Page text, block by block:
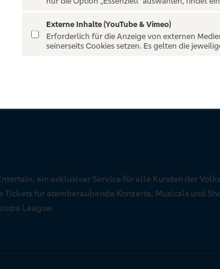
ein exklusiver Service für alle Kunden der
für atemberaubende Konzerte, Musicals und
League.
Externe Inhalte (YouTube & Vimeo)
Erforderlich für die Anzeige von externen
seinerseits Cookies setzen. Es gelten die